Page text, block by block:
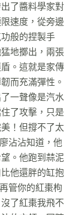
了醬料學家對
速度，從旁邊
般的捏製手
地擲出，兩張
。這就是家傳
而充滿彈性。
一聲像是汽水
了攻擊，只是
！但撐不了太
沾沾知道，他
。他跑到蒜泥
他還胖的缸抱
管你的紅棗枸
了紅棗我飛不